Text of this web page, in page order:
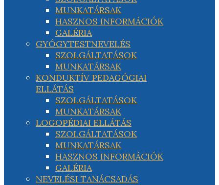
MUNKATÁRSAK
HASZNOS INFORMÁCIÓK
GALÉRIA
GYÓGYTESTNEVELÉS
SZOLGÁLTATÁSOK
MUNKATÁRSAK
KONDUKTÍV PEDAGÓGIAI
ELLÁTÁS
SZOLGÁLTATÁSOK
MUNKATÁRSAK
LOGOPÉDIAI ELLÁTÁS
SZOLGÁLTATÁSOK
MUNKATÁRSAK
HASZNOS INFORMÁCIÓK
GALÉRIA
NEVELÉSI TANÁCSADÁS